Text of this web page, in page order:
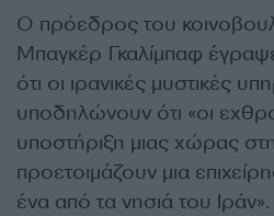
Ο πρόεδρος του
Μπαγκέρ Γκαλίμπαφ
ότι οι ιρανικές μυστικές
υποδηλώνουν ότι «οι
υποστήριξη μιας χώρας
προετοιμάζουν μια
ένα από τα νησιά του